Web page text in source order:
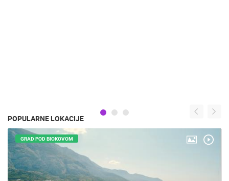
POPULARNE LOKACIJE
GRAD POD BIOKOVOM